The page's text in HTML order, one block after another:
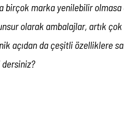
birçok marka yenilebilir
olarak ambalajlar, artık
açıdan da çeşitli özelliklere